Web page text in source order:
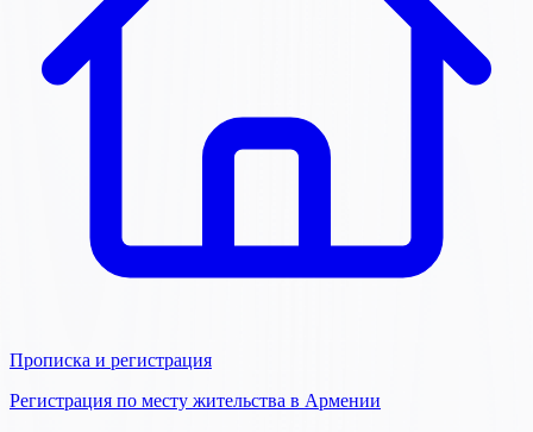
Прописка и регистрация
Регистрация по месту жительства в Армении